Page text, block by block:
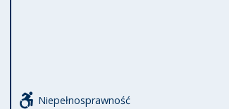
Niepełnosprawność